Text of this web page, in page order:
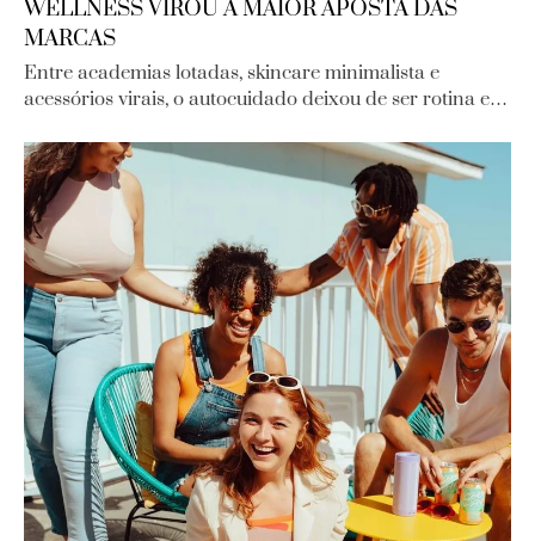
WELLNESS VIROU A MAIOR APOSTA DAS
MARCAS
Entre academias lotadas, skincare minimalista e
acessórios virais, o autocuidado deixou de ser rotina e…